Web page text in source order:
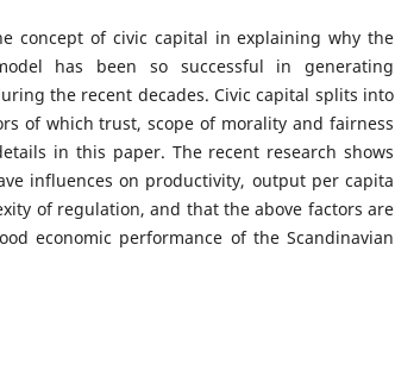
concept of civic capital in explaining why the
has been so successful in generating
the recent decades. Civic capital splits into
of which trust, scope of morality and fairness
in this paper. The recent research shows
influences on productivity, output per capita
of regulation, and that the above factors are
economic performance of the Scandinavian